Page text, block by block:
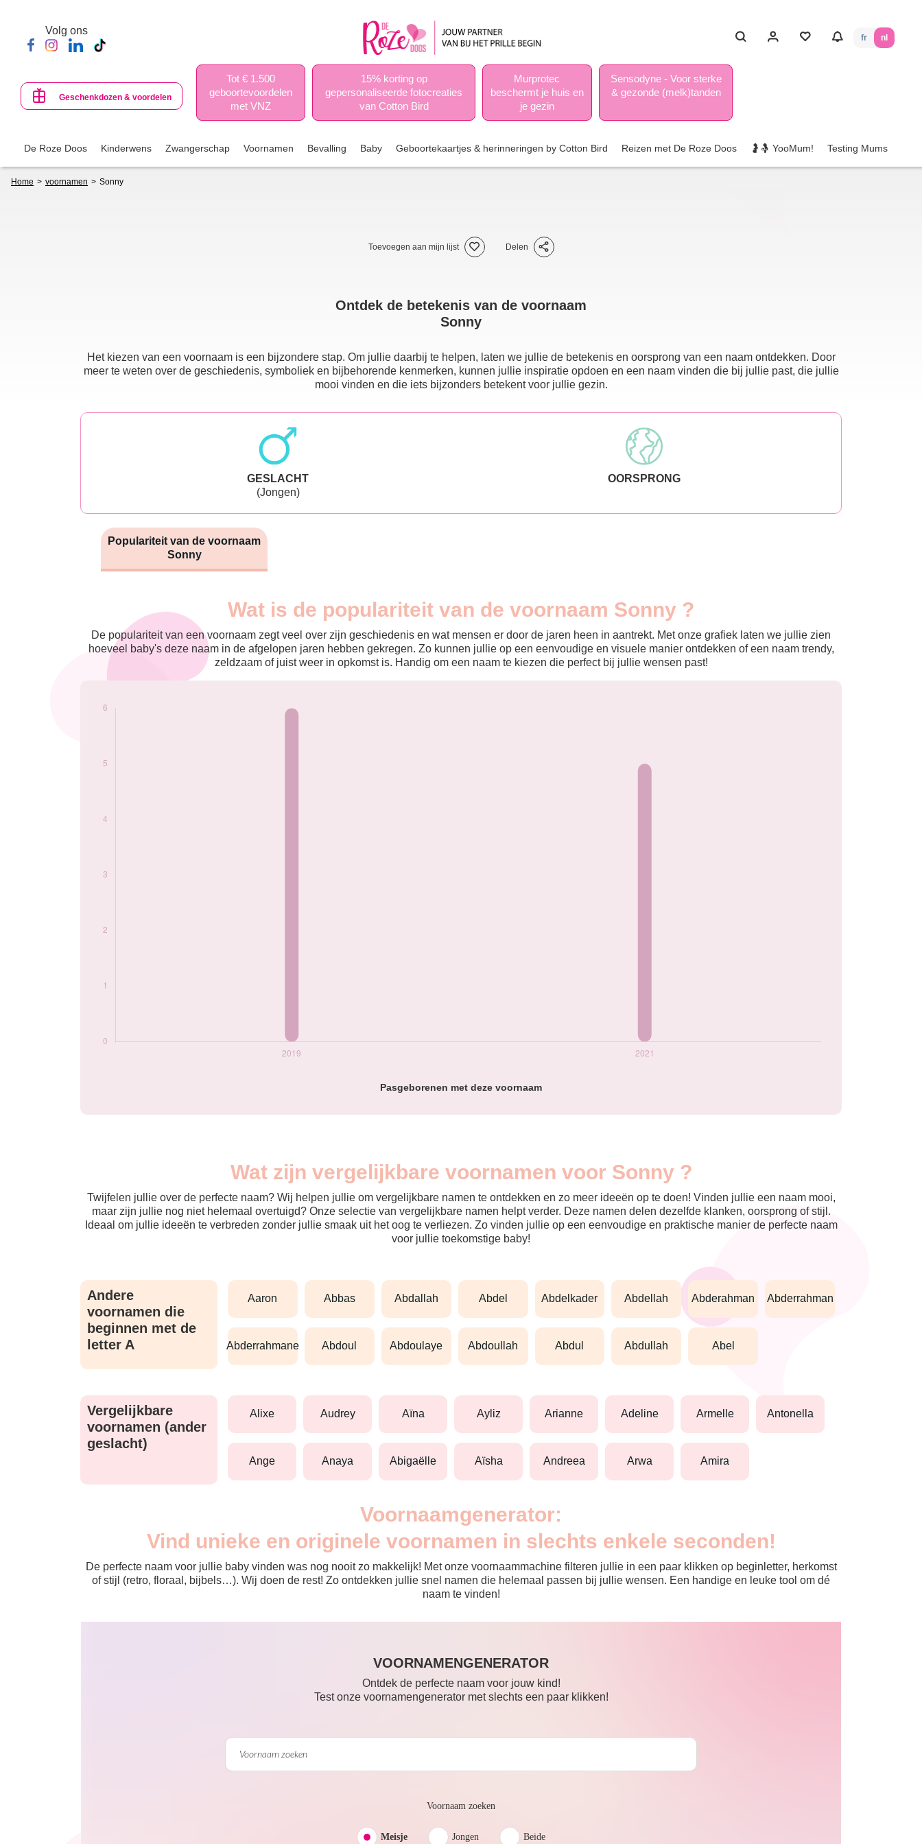
content
Volg ons
fr nl
Geschenkdozen & voordelen
Tot € 1.500
geboortevoordelen
met VNZ
15% korting op
gepersonaliseerde fotocreaties
van Cotton Bird
Murprotec
beschermt je huis en
je gezin
Sensodyne - Voor sterke
& gezonde (melk)tanden
De Roze Doos Kinderwens Zwangerschap Voornamen Bevalling Baby Geboortekaartjes & herinneringen by Cotton Bird Reizen met De Roze Doos 🤰🤱 YooMum! Testing Mums
Home voornamen Sonny
Toevoegen aan mijn lijst Delen
Ontdek de betekenis van de voornaam
Sonny
Het kiezen van een voornaam is een bijzondere stap. Om jullie daarbij te helpen, laten we jullie de betekenis en oorsprong van een naam ontdekken. Door
meer te weten over de geschiedenis, symboliek en bijbehorende kenmerken, kunnen jullie inspiratie opdoen en een naam vinden die bij jullie past, die jullie
mooi vinden en die iets bijzonders betekent voor jullie gezin.
GESLACHT
(Jongen)
OORSPRONG
Populariteit van de voornaam
Sonny
Wat is de populariteit van de voornaam Sonny ?
De populariteit van een voornaam zegt veel over zijn geschiedenis en wat mensen er door de jaren heen in aantrekt. Met onze grafiek laten we jullie zien
hoeveel baby's deze naam in de afgelopen jaren hebben gekregen. Zo kunnen jullie op een eenvoudige en visuele manier ontdekken of een naam trendy,
zeldzaam of juist weer in opkomst is. Handig om een naam te kiezen die perfect bij jullie wensen past!
Pasgeborenen met deze voornaam
Popularité du
2019
6
2021
5
Wat zijn vergelijkbare voornamen voor Sonny ?
Twijfelen jullie over de perfecte naam? Wij helpen jullie om vergelijkbare namen te ontdekken en zo meer ideeën op te doen! Vinden jullie een naam mooi,
maar zijn jullie nog niet helemaal overtuigd? Onze selectie van vergelijkbare namen helpt verder. Deze namen delen dezelfde klanken, oorsprong of stijl.
Ideaal om jullie ideeën te verbreden zonder jullie smaak uit het oog te verliezen. Zo vinden jullie op een eenvoudige en praktische manier de perfecte naam
voor jullie toekomstige baby!
Andere
voornamen die
beginnen met de
letter A
aaron abbas abdallah abdel abdelkader abdellah abderahman abderrahman
abderrahmane abdoul abdoulaye abdoullah abdul abdullah abel
Vergelijkbare
voornamen (ander
geslacht)
alixe audrey aïna ayliz arianne adeline armelle antonella
ange anaya abigaëlle aïsha andreea arwa amira
Voornaamgenerator:
Vind unieke en originele voornamen in slechts enkele seconden!
De perfecte naam voor jullie baby vinden was nog nooit zo makkelijk! Met onze voornaammachine filteren jullie in een paar klikken op beginletter, herkomst
of stijl (retro, floraal, bijbels…). Wij doen de rest! Zo ontdekken jullie snel namen die helemaal passen bij jullie wensen. Een handige en leuke tool om dé
naam te vinden!
VOORNAMENGENERATOR
Ontdek de perfecte naam voor jouw kind!
Test onze voornamengenerator met slechts een paar klikken!
Voornaam zoeken
Meisje Jongen Beide